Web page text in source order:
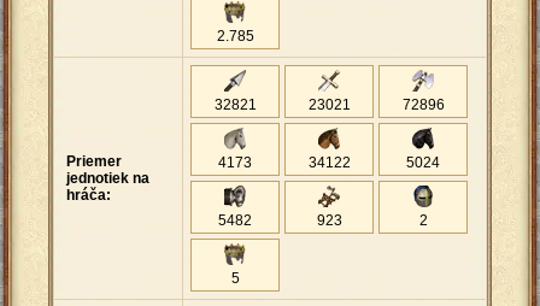
2.785
Priemer
jednotiek na
hráča:
32821 23021 72896
4173 34122 5024
5482 923 2
5